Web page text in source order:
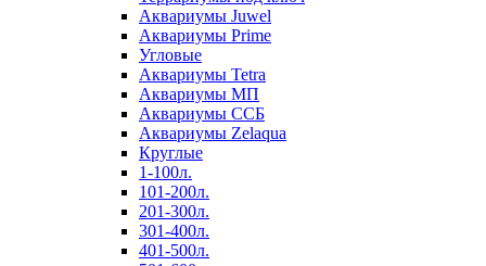
Аквариумы Juwel
Аквариумы Prime
Угловые
Аквариумы Tetra
Аквариумы МП
Аквариумы ССБ
Аквариумы Zelaqua
Круглые
1-100л.
101-200л.
201-300л.
301-400л.
401-500л.